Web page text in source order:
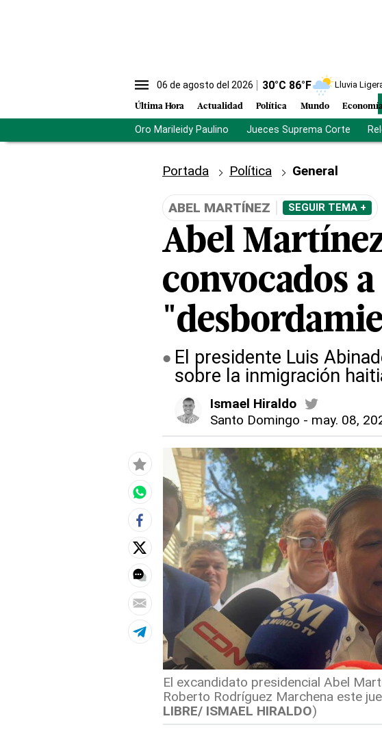
06 de agosto del 2026 30°C 86°F Lluvia
Última Hora Actualidad Política Mundo
Oro Marileidy Paulino Jueces Suprema Corte
Portada Política General
ABEL MARTÍNEZ SEGUIR TEMA +
Abel
convocados
El presidente Luis
sobre la inmigración
Ismael Hiraldo
Santo Domingo - may. 08,
El excandidato presidencial Abel
Roberto Rodríguez Marchena este
LIBRE/ ISMAEL HIRALDO)